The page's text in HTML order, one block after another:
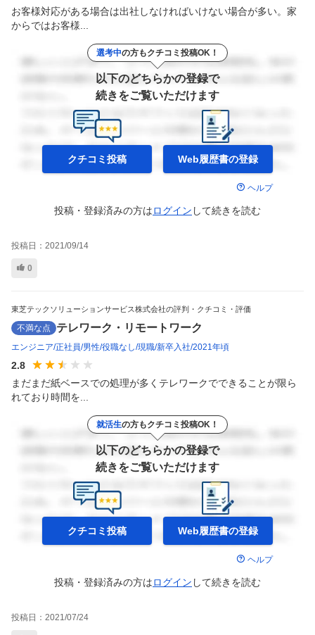
お客様対応がある場合は出社しなければいけない場合が多い。家
からではお客様...
選考中の方もクチコミ投稿OK！
以下のどちらかの登録で
続きをご覧いただけます
クチコミ投稿 Web履歴書の登録
ヘルプ
投稿・登録済みの方はログイン して続きを読む
投稿日： 2021/09/14
0
東芝テックソリューションサービス株式会社の評判・クチコミ・評価
不満な点 テレワーク・リモートワーク
エンジニア 正社員 男性 役職なし 現職 新卒入社 2021年頃
2.8
まだまだ紙ベースでの処理が多くテレワークでできることが限ら
れており時間を...
就活生の方もクチコミ投稿OK！
以下のどちらかの登録で
続きをご覧いただけます
クチコミ投稿 Web履歴書の登録
ヘルプ
投稿・登録済みの方はログイン して続きを読む
投稿日： 2021/07/24